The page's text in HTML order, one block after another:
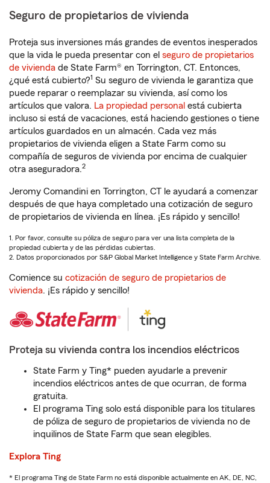
Seguro de propietarios de vivienda
Proteja sus inversiones más grandes de eventos inesperados
que la vida le pueda presentar con el seguro de propietarios
de vivienda de State Farm® en Torrington, CT. Entonces,
¿qué está cubierto?1 Su seguro de vivienda le garantiza que
puede reparar o reemplazar su vivienda, así como los
artículos que valora. La propiedad personal está cubierta
incluso si está de vacaciones, está haciendo gestiones o tiene
artículos guardados en un almacén. Cada vez más
propietarios de vivienda eligen a State Farm como su
compañía de seguros de vivienda por encima de cualquier
otra aseguradora.2
Jeromy Comandini en Torrington, CT le ayudará a comenzar
después de que haya completado una cotización de seguro
de propietarios de vivienda en línea. ¡Es rápido y sencillo!
1. Por favor, consulte su póliza de seguro para ver una lista completa de la
propiedad cubierta y de las pérdidas cubiertas.
2. Datos proporcionados por S&P Global Market Intelligence y State Farm Archive.
Comience su cotización de seguro de propietarios de
vivienda. ¡Es rápido y sencillo!
Proteja su vivienda contra los incendios eléctricos
State Farm y Ting* pueden ayudarle a prevenir
incendios eléctricos antes de que ocurran, de forma
gratuita.
El programa Ting solo está disponible para los titulares
de póliza de seguro de propietarios de vivienda no de
inquilinos de State Farm que sean elegibles.
Explora Ting
* El programa Ting de State Farm no está disponible actualmente en AK, DE, NC,